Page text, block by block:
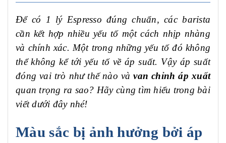
Để có 1 lý Espresso đúng chuẩn, các barista
cần kết hợp nhiều yếu tố một cách nhịp nhàng
và chính xác. Một trong những yếu tố đó không
thể không kể tới yếu tố về áp suất. Vậy áp suất
đóng vai trò như thế nào vàvan chỉnh áp xuất
quan trọng ra sao? Hãy cùng tìm hiểu trong bài
viết dưới đây nhé!
Màu sắc bị ảnh hưởng bởi áp